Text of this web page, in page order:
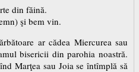
din făină.
şi bem vin.
ar cădea Miercurea sau
bisericii din parohia noastră.
Marţea sau Joia se întîmplă să